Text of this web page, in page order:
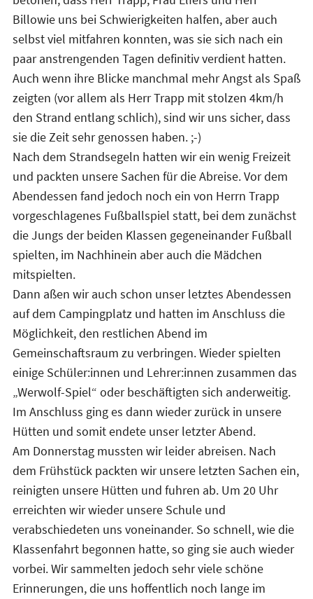
Billowie uns bei Schwierigkeiten halfen, aber auch
selbst viel mitfahren konnten, was sie sich nach ein
paar anstrengenden Tagen definitiv verdient hatten.
Auch wenn ihre Blicke manchmal mehr Angst als Spaß
zeigten (vor allem als Herr Trapp mit stolzen 4km/h
den Strand entlang schlich), sind wir uns sicher, dass
sie die Zeit sehr genossen haben. ;-)
Nach dem Strandsegeln hatten wir ein wenig Freizeit
und packten unsere Sachen für die Abreise. Vor dem
Abendessen fand jedoch noch ein von Herrn Trapp
vorgeschlagenes Fußballspiel statt, bei dem zunächst
die Jungs der beiden Klassen gegeneinander Fußball
spielten, im Nachhinein aber auch die Mädchen
mitspielten.
Dann aßen wir auch schon unser letztes Abendessen
auf dem Campingplatz und hatten im Anschluss die
Möglichkeit, den restlichen Abend im
Gemeinschaftsraum zu verbringen. Wieder spielten
einige Schüler:innen und Lehrer:innen zusammen das
„Werwolf-Spiel“ oder beschäftigten sich anderweitig.
Im Anschluss ging es dann wieder zurück in unsere
Hütten und somit endete unser letzter Abend.
Am Donnerstag mussten wir leider abreisen. Nach
dem Frühstück packten wir unsere letzten Sachen ein,
reinigten unsere Hütten und fuhren ab. Um 20 Uhr
erreichten wir wieder unsere Schule und
verabschiedeten uns voneinander. So schnell, wie die
Klassenfahrt begonnen hatte, so ging sie auch wieder
vorbei. Wir sammelten jedoch sehr viele schöne
Erinnerungen, die uns hoffentlich noch lange im